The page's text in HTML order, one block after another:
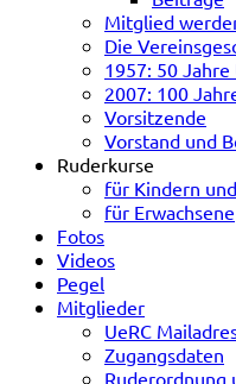
Mitglied
Die
1957: 50 Jahre
2007: 100
Vorsitzende
Vorstand und
Ruderkurse
für Kindern
für Erwachsene
Fotos
Videos
Pegel
Mitglieder
UeRC
Zugangsdaten
Ruderordnung